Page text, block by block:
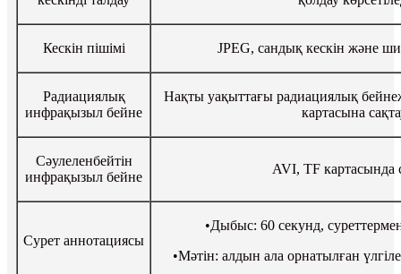
Кескін пішімі JPEG, сандық кескін және
Радиациялық
инфрақызыл бейне
Нақты уақыттағы радиациялық
картасына
Сәулеленбейтін
инфрақызыл бейне
AVI, TF картасында
Сурет аннотациясы
•Дыбыс: ​​60 секунд,
•Мәтін: алдын ала орнатылған